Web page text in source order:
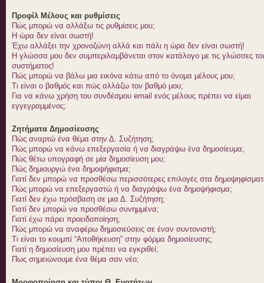
Προφίλ Μέλους και ρυθμίσεις
Πώς μπορώ να αλλάξω τις ρυθμίσεις μου;
Η ώρα δεν είναι σωστή!
Έχω αλλάξει την χρονοζώνη αλλά και πάλι η ώρα δεν είναι σωστή!
Η γλώσσα μου δεν συμπεριλαμβάνεται στον κατάλογο με τις γλώσσες
συστήματος!
Πώς μπορώ να βάλω μια εικόνα κάτω από το όνομα μέλους μου;
Τι είναι ο βαθμός και πώς αλλάζω τον βαθμό μου;
Για να κάνω χρήση του συνδέσμου email ενός μέλους πρέπει να είμαι
εγγεγραμμένος;
Ζητήματα Δημοσίευσης
Πώς αναρτώ ένα θέμα στην Δ. Συζήτηση;
Πώς μπορώ να κάνω επεξεργασία ή να διαγράψω ένα δημοσίευμα;
Πώς θέτω υπογραφή σε μία δημοσίευση μου;
Πώς δημιουργώ ένα δημοψήφισμα;
Γιατί δεν μπορώ να προσθέσω περισσότερες επιλογές στα
Πώς μπορώ να επεξεργαστώ ή να διαγράψω ένα δημοψήφισμα;
Γιατί δεν έχω πρόσβαση σε μια Δ. Συζήτηση;
Γιατί δεν μπορώ να προσθέσω συνημμένα;
Γιατί έχω πάρει προειδοποίηση;
Πώς μπορώ να αναφέρω δημοσιεύσεις σε έναν συντονιστή;
Τι είναι το κουμπί “Αποθήκευση” στην φόρμα δημοσίευσης;
Γιατί η δημοσίευση μου πρέπει να εγκριθεί;
Πως σημειώνουμε ένα θέμα σαν νέο;